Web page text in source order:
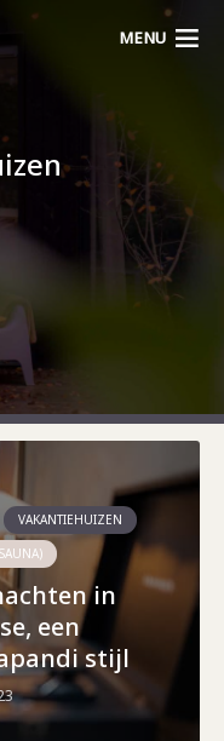
MENU
VAKANTIEHUIZEN
in
een
stijl